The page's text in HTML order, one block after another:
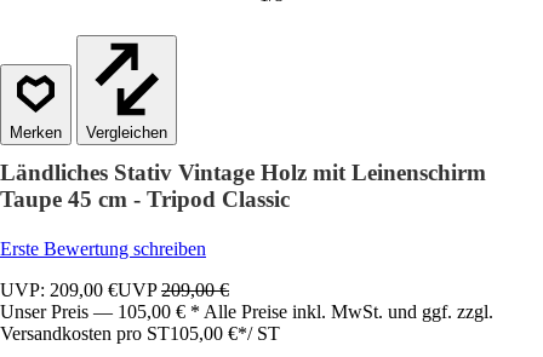
Vergleichen
Ländliches Stativ Vintage Holz mit Leinenschirm
Taupe 45 cm - Tripod Classic
Erste Bewertung schreiben
UVP: 209,00 €UVP209,00 €
Unser Preis — 105,00 € * Alle Preise inkl. MwSt. und ggf. zzgl.
Versandkosten pro ST105,00 €*/ ST